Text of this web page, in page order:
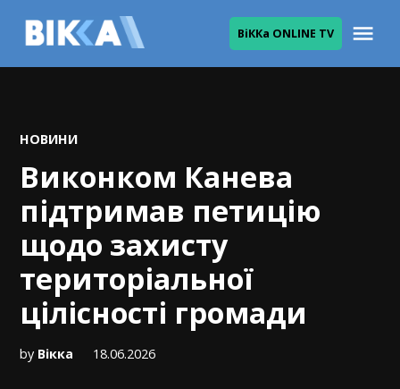
ВіККа ONLINE TV
POSTED
НОВИНИ
Виконком Канева
підтримав петицію
щодо захисту
територіальної
цілісності громади
by Вікка 18.06.2026